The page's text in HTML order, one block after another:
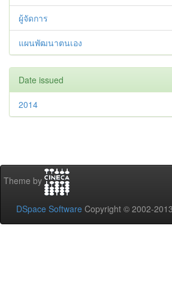
ผู้จัดการ
แผนพัฒนาตนเอง
Date issued
2014
Theme by
DSpace Software Copyright © 2002-2013